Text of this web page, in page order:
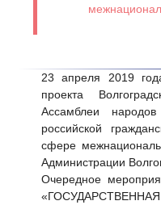
23 апреля 2019
проекта
Ассамблеи
российской
сфере
Администрации
Очередное